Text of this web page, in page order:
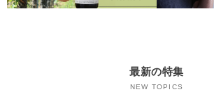
最新の特集
NEW TOPICS